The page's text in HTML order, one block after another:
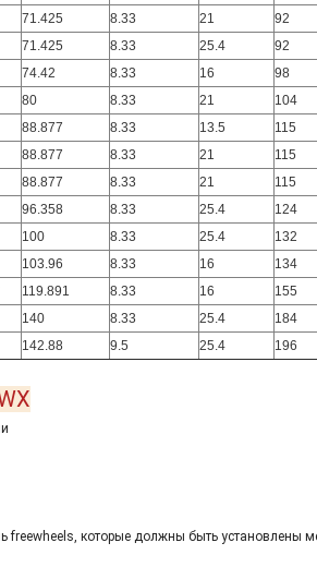
71.425 8.33 21 92
71.425 8.33 25.4 92
74.42 8.33 16 98
80 8.33 21 104
88.877 8.33 13.5 115
88.877 8.33 21 115
88.877 8.33 21 115
96.358 8.33 25.4 124
100 8.33 25.4 132
103.96 8.33 16 134
119.891 8.33 16 155
140 8.33 25.4 184
142.88 9.5 25.4 196
freewheels, которые должны быть установлены